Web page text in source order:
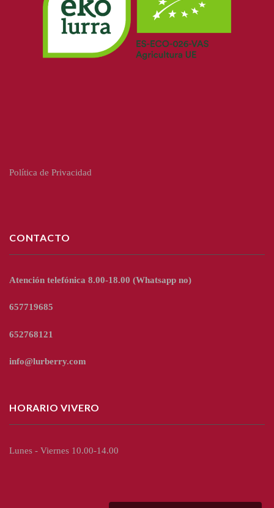
Política de Privacidad
CONTACTO
Atención telefónica 8.00-18.00 (Whatsapp no)
657719685
652768121
info@lurberry.com
HORARIO VIVERO
Lunes - Viernes 10.00-14.00